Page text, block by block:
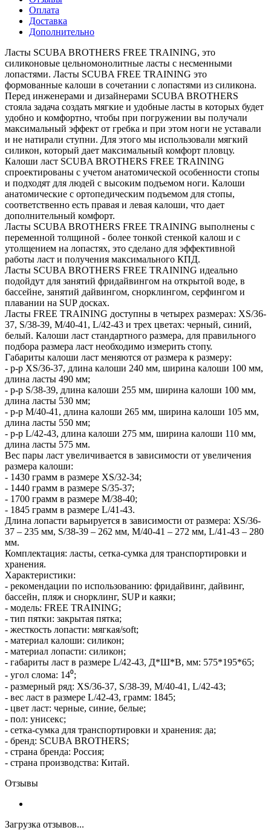
Оплата
Доставка
Дополнительно
Ласты SCUBA BROTHERS FREE TRAINING, это
силиконовые цельномонолитные ласты с несменными
лопастями. Ласты SCUBA FREE TRAINING это
формованные калоши в сочетании с лопастями из силикона.
Перед инженерами и дизайнерами SCUBA BROTHERS
стояла задача создать мягкие и удобные ласты в которых будет
удобно и комфортно, чтобы при погружении вы получали
максимальный эффект от гребка и при этом ноги не уставали
и не натирали ступни. Для этого мы использовали мягкий
силикон, который дает максимальный комфорт пловцу.
Калоши ласт SCUBA BROTHERS FREE TRAINING
спроектированы с учетом анатомической особенности стопы
и подходят для людей с высоким подъемом ноги. Калоши
анатомические с ортопедическим подъемом для стопы,
соответственно есть правая и левая калоши, что дает
дополнительный комфорт.
Ласты SCUBA BROTHERS FREE TRAINING выполнены с
переменной толщиной - более тонкой стенкой калош и с
утолщением на лопастях, это сделано для эффективной
работы ласт и получения максимального КПД.
Ласты SCUBA BROTHERS FREE TRAINING идеально
подойдут для занятий фридайвингом на открытой воде, в
бассейне, занятий дайвингом, снорклингом, серфингом и
плавании на SUP досках.
Ласты FREE TRAINING доступны в четырех размерах: XS/36-
37, S/38-39, M/40-41, L/42-43 и трех цветах: черный, синий,
белый. Калоши ласт стандартного размера, для правильного
подбора размера ласт необходимо измерить стопу.
Габариты калоши ласт меняются от размера к размеру:
- р-р XS/36-37, длина калоши 240 мм, ширина калоши 100 мм,
длина ласты 490 мм;
- р-р S/38-39, длина калоши 255 мм, ширина калоши 100 мм,
длина ласты 530 мм;
- р-р M/40-41, длина калоши 265 мм, ширина калоши 105 мм,
длина ласты 550 мм;
- р-р L/42-43, длина калоши 275 мм, ширина калоши 110 мм,
длина ласты 575 мм.
Вес пары ласт увеличивается в зависимости от увеличения
размера калоши:
- 1430 грамм в размере XS/32-34;
- 1440 грамм в размере S/35-37;
- 1700 грамм в размере M/38-40;
- 1845 грамм в размере L/41-43.
Длина лопасти варьируется в зависимости от размера: XS/36-
37 – 235 мм, S/38-39 – 262 мм, M/40-41 – 272 мм, L/41-43 – 280
мм.
Комплектация: ласты, сетка-сумка для транспортировки и
хранения.
Характеристики:
- рекомендации по использованию: фридайвинг, дайвинг,
бассейн, пляж и снорклинг, SUP и каяки;
- модель: FREE TRAINING;
- тип пятки: закрытая пятка;
- жесткость лопасти: мягкая/soft;
- материал калоши: силикон;
- материал лопасти: силикон;
- габариты ласт в размере L/42-43, Д*Ш*В, мм: 575*195*65;
- угол слома: 14⁰;
- размерный ряд: XS/36-37, S/38-39, M/40-41, L/42-43;
- вес ласт в размере L/42-43, грамм: 1845;
- цвет ласт: черные, синие, белые;
- пол: унисекс;
- сетка-сумка для транспортировки и хранения: да;
- бренд: SCUBA BROTHERS;
- страна бренда: Россия;
- страна производства: Китай.
Отзывы
Загрузка отзывов...